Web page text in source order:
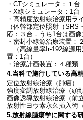
・CTシミュレータ：１台
・X線シミュレータ：1台
・高精度放射線治療用ラ
（体幹部定位照射（
応：３台．うち1台は画
・密封小線源治療装置：
（高線量率Ir-192線源用
置：1台）
・治療計画装置：４種類
4.当科で施行している高
定位放射線治療（肺癌）
強度変調放射線治療（頭
画像誘導放射線治療（前立
放射性ヨウ素永久挿入術
5.放射線腫瘍学に関する研